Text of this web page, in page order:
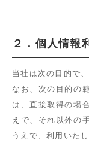
２．個人情報
当社は次の目的で
なお、次の目的の
は、直接取得の場
えで、それ以外の
うえで、利用いたし